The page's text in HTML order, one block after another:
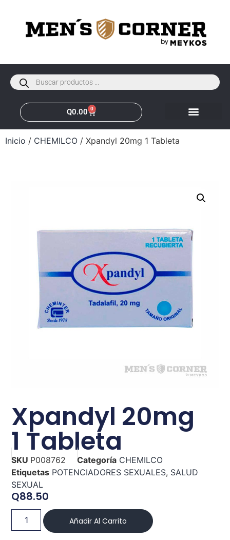
Q0.00 0
Inicio / CHEMILCO / Xpandyl 20mg 1 Tableta
Xpandyl 20mg
1 Tableta
SKU P008762 Categoría CHEMILCO
Etiquetas POTENCIADORES SEXUALES, SALUD
SEXUAL
Q88.50
Añadir Al Carrito